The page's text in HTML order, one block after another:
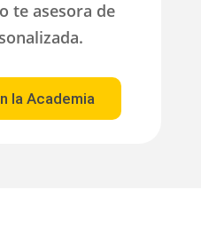
te asesora de
la Academia